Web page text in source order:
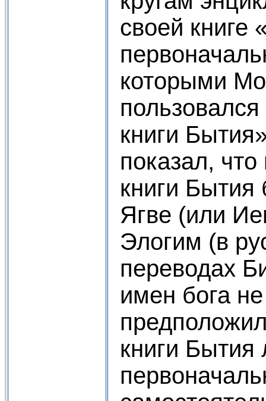
своей книге
которыми
книги
показал,
книги Бытия
Ягве (или
Элогим (в
переводах
имен бога
книги